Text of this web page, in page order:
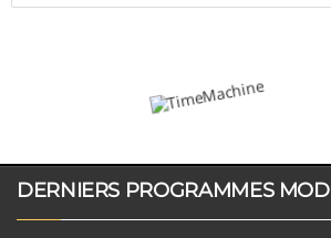
DERNIERS PROGRAMMES